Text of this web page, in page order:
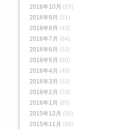
2016年10月 (65)
2016年9月 (51)
2016年8月 (43)
2016年7月 (64)
2016年6月 (52)
2016年5月 (60)
2016年4月 (49)
2016年3月 (52)
2016年2月 (53)
2016年1月 (65)
2015年12月 (50)
2015年11月 (60)